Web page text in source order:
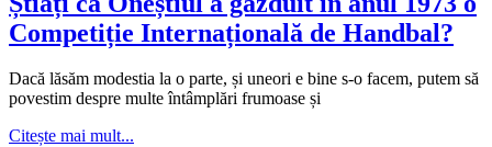
Competiție Internațională de Handbal?
Dacă lăsăm modestia la o parte, și uneori e bine s-o facem, putem să
povestim despre multe întâmplări frumoase și
Citește mai mult...